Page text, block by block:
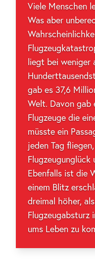
Viele Menschen
Was aber
liegt bei weniger
gab es 37,6
Welt. Davon gab
Flugzeuge die
müsste ein
jeden Tag
Flugzeugunglück
Ebenfalls ist die
einem Blitz
dreimal höher,
Flugzeugabsturz
ums Leben zu